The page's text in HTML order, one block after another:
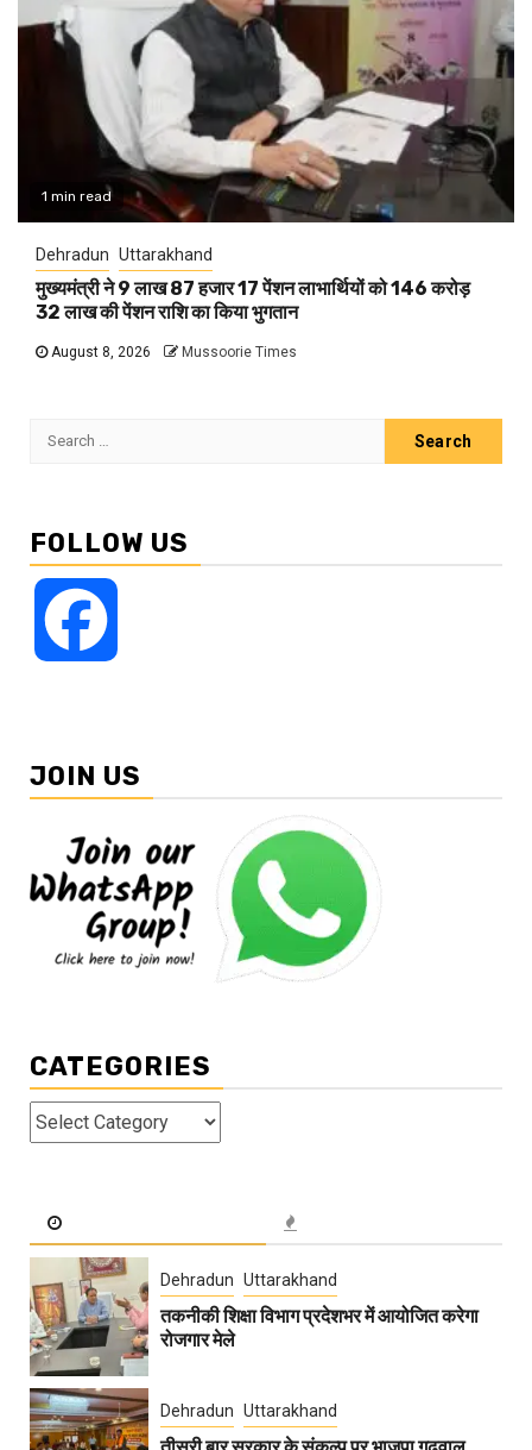
1 min read
Dehradun Uttarakhand
मुख्यमंत्री ने 9 लाख 87 हजार 17 पेंशन लाभार्थियों को 146 करोड़
32 लाख की पेंशन राशि का किया भुगतान
August 8, 2026 Mussoorie Times
Search
FOLLOW US
JOIN US
CATEGORIES
Categories
Dehradun Uttarakhand
तकनीकी शिक्षा विभाग प्रदेशभर में आयोजित करेगा
रोजगार मेले
Dehradun Uttarakhand